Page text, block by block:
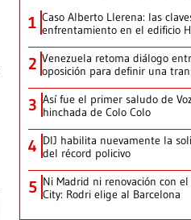
1 Caso Alberto Llerena: las
enfrentamiento en el edificio
2 Venezuela retoma diálogo
oposición para definir una
3 Así fue el primer saludo de
hinchada de Colo Colo
4 DIJ habilita nuevamente la
del récord policivo
5 Ni Madrid ni renovación con
City: Rodri elige al Barcelona